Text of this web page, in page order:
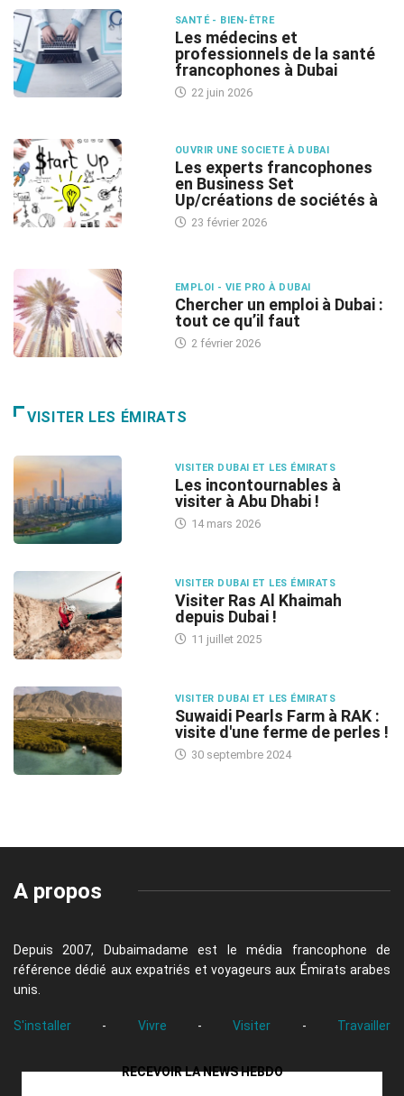
SANTÉ - BIEN-ÊTRE
Les médecins et
professionnels de la santé
francophones à Dubai
22 juin 2026
OUVRIR UNE SOCIETE À DUBAI
Les experts francophones
en Business Set
Up/créations de sociétés à
23 février 2026
EMPLOI - VIE PRO À DUBAI
Chercher un emploi à Dubai :
tout ce qu’il faut
2 février 2026
VISITER LES ÉMIRATS
VISITER DUBAI ET LES ÉMIRATS
Les incontournables à
visiter à Abu Dhabi !
14 mars 2026
VISITER DUBAI ET LES ÉMIRATS
Visiter Ras Al Khaimah
depuis Dubai !
11 juillet 2025
VISITER DUBAI ET LES ÉMIRATS
Suwaidi Pearls Farm à RAK :
visite d'une ferme de perles !
30 septembre 2024
A propos
Depuis 2007, Dubaimadame est le média francophone de
référence dédié aux expatriés et voyageurs aux Émirats arabes
unis.
S'installer - Vivre - Visiter - Travailler
RECEVOIR LA NEWS HEBDO